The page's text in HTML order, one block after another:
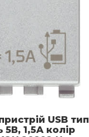
USB тип
5В, 1,5А колір